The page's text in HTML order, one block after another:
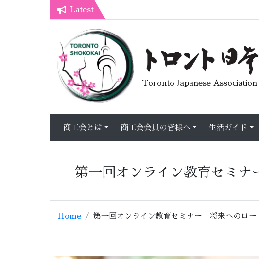
Latest
7月オープンライブラリーカフェ
トロント生活不安疑問質問懇談会
夏の
Toronto Japanese
商工会とは 商工会会員の皆様へ 生活ガイド
第一回オンライン教育セミナ
Home 第一回オンライン教育セミナー「将来へのロー